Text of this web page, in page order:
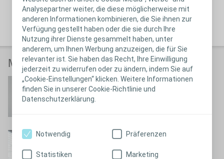
Analysepartner weiter, die diese möglicherweise mit
anderen Informationen kombinieren, die Sie ihnen zur
Verfügung gestellt haben oder die sie durch Ihre
Nutzung ihrer Dienste gesammelt haben, unter
anderem, um Ihnen Werbung anzuzeigen, die für Sie
relevanter ist. Sie haben das Recht, Ihre Einwilligung
jederzeit zu widerrufen oder zu ändern, indem Sie auf
„Cookie-Einstellungen“ klicken. Weitere Informationen
finden Sie in unserer Cookie-Richtlinie und
Datenschutzerklärung.
Notwendig Präferenzen
Statistiken Marketing
Ich freue mich auf deine Nachricht!
Martin
Martins Beiträge 2017
Im Urlaub
Nacktscanner
Video ansehen